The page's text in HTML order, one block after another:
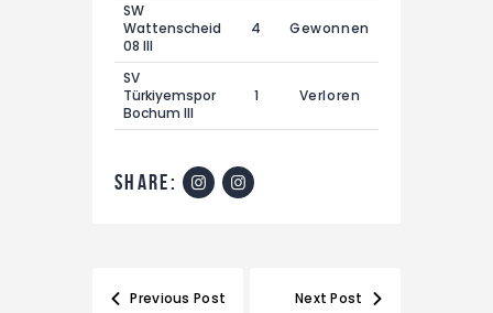
SW
Wattenscheid
08 III
4 Gewonnen
SV
Türkiyemspor
Bochum III
1 Verloren
share:
Beitragsnavigation
Previous Post Next Post